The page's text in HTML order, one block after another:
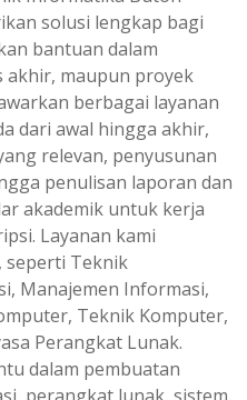
solusi lengkap bagi
bantuan dalam
akhir, maupun proyek
berbagai layanan
dari awal hingga akhir,
relevan, penyusunan
penulisan laporan dan
akademik untuk kerja
Layanan kami
seperti Teknik
Manajemen Informasi,
Teknik Komputer,
Perangkat Lunak.
dalam pembuatan